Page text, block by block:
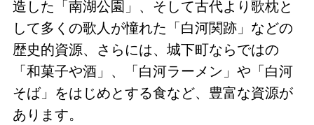
造した「南湖公園」、そして古代より歌枕と
して多くの歌人が憧れた「白河関跡」などの
歴史的資源、さらには、城下町ならではの
「和菓子や酒」、「白河ラーメン」や「白河
そば」をはじめとする食など、豊富な資源が
あります。